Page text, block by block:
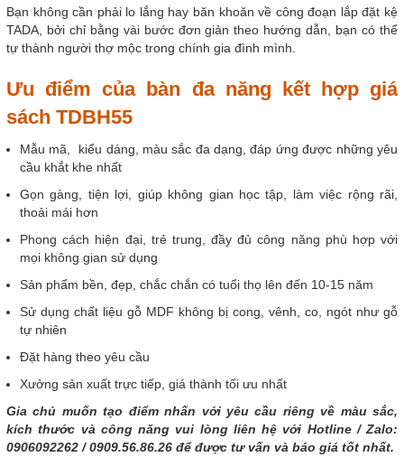
Bạn không cần phải lo lắng hay băn khoăn về công đoạn lắp đặt kệ
TADA, bởi chỉ bằng vài bước đơn giản theo hướng dẫn, bạn có thể
tự thành người thợ mộc trong chính gia đình mình.
Ưu điểm của bàn đa năng kết hợp giá
sách TDBH55
Mẫu mã, kiểu dáng, màu sắc đa dạng, đáp ứng được những yêu
cầu khắt khe nhất
Gọn gàng, tiện lợi, giúp không gian học tập, làm việc rộng rãi,
thoải mái hơn
Phong cách hiện đại, trẻ trung, đầy đủ công năng phù hợp với
mọi không gian sử dụng
Sản phẩm bền, đẹp, chắc chắn có tuổi thọ lên đến 10-15 năm
Sử dụng chất liệu gỗ MDF không bị cong, vênh, co, ngót như gỗ
tự nhiên
Đặt hàng theo yêu cầu
Xưởng sản xuất trực tiếp, giá thành tối ưu nhất
Gia chủ muốn tạo điểm nhấn với yêu cầu riêng về màu sắc,
kích thước và công năng vui lòng liên hệ với Hotline / Zalo:
0906092262 / 0909.56.86.26 để được tư vấn và báo giá tốt nhất.